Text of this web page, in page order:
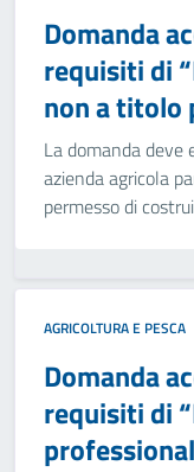
Domanda
requisiti di
non a titolo
La domanda deve
azienda agricola
permesso di
AGRICOLTURA E PESCA
Domanda
requisiti di